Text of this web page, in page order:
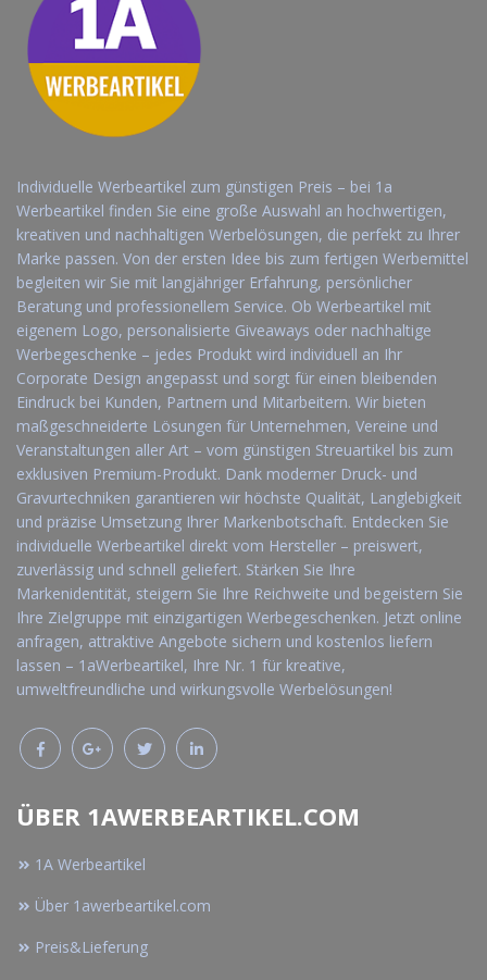
Individuelle Werbeartikel zum günstigen Preis – bei 1a
Werbeartikel finden Sie eine große Auswahl an hochwertigen,
kreativen und nachhaltigen Werbelösungen, die perfekt zu Ihrer
Marke passen. Von der ersten Idee bis zum fertigen Werbemittel
begleiten wir Sie mit langjähriger Erfahrung, persönlicher
Beratung und professionellem Service. Ob Werbeartikel mit
eigenem Logo, personalisierte Giveaways oder nachhaltige
Werbegeschenke – jedes Produkt wird individuell an Ihr
Corporate Design angepasst und sorgt für einen bleibenden
Eindruck bei Kunden, Partnern und Mitarbeitern. Wir bieten
maßgeschneiderte Lösungen für Unternehmen, Vereine und
Veranstaltungen aller Art – vom günstigen Streuartikel bis zum
exklusiven Premium-Produkt. Dank moderner Druck- und
Gravurtechniken garantieren wir höchste Qualität, Langlebigkeit
und präzise Umsetzung Ihrer Markenbotschaft. Entdecken Sie
individuelle Werbeartikel direkt vom Hersteller – preiswert,
zuverlässig und schnell geliefert. Stärken Sie Ihre
Markenidentität, steigern Sie Ihre Reichweite und begeistern Sie
Ihre Zielgruppe mit einzigartigen Werbegeschenken. Jetzt online
anfragen, attraktive Angebote sichern und kostenlos liefern
lassen – 1aWerbeartikel, Ihre Nr. 1 für kreative,
umweltfreundliche und wirkungsvolle Werbelösungen!
ÜBER 1AWERBEARTIKEL.COM
1A Werbeartikel
Über 1awerbeartikel.com
Preis&Lieferung